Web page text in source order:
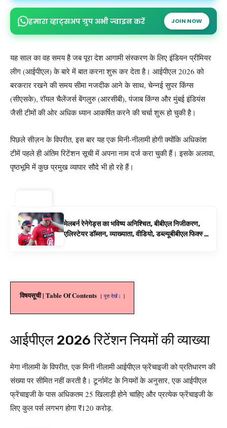
हमारा व्हाट्सअप ग्रुप अभी ज्वाइन करें JOIN NOW
यह साल का वह समय है जब पूरा देश आगामी संस्करण के लिए इंडियन प्रीमियर
लीग (आईपीएल) के बारे में बात करना शुरू कर देता है। आईपीएल 2026 को
बरकरार रखने की समय सीमा नजदीक आने के साथ, चेन्नई सुपर किंग्स
(सीएसके), रॉयल चैलेंजर्स बेंगलुरु (आरसीबी), पंजाब किंग्स और मुंबई इंडियंस
जैसी टीमों की ओर अधिक ध्यान आकर्षित करने की चर्चा शुरू हो चुकी है।
पिछले सीज़न के विपरीत, इस बार यह एक मिनी-नीलामी होगी क्योंकि अधिकांश
टीमें पहले ही अंतिम रिटेंशन सूची में अपना नाम दर्ज करा चुकी हैं। इसके अलावा,
पृष्ठभूमि में कुछ प्रमुख व्यापार सौदे भी हो रहे हैं।
मेलबर्न रेनेगेड्स का भविष्य अनिश्चित, बीबीएल निजीकरण,
एलिस्टेयर डॉब्सन, व्याख्याता, वीडियो, डब्ल्यूबीबीएल फिक्स्चर
विषयसूची | Table Of Contents पूरा देखें।
आईपीएल 2026 रिटेंशन नियमों की व्याख्या
मेगा नीलामी के विपरीत, एक मिनी नीलामी आईपीएल फ्रेंचाइजी को प्रतिधारण की
संख्या पर सीमित नहीं करती है। टूर्नामेंट के नियमों के अनुसार, एक आईपीएल
फ्रेंचाइजी के पास अधिकतम 25 खिलाड़ी होने चाहिए और प्रत्येक फ्रेंचाइजी के
लिए कुल पर्स लगभग होगा₹120 करोड़.